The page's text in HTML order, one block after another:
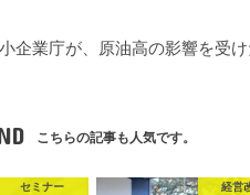
企業庁が、原油高の影響を受
こちらの記事も人気です。
セミナー 経営